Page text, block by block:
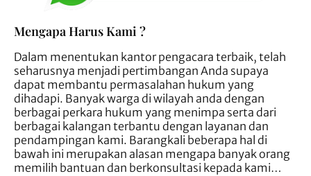
Mengapa Harus Kami ?
Dalam menentukan kantor pengacara terbaik, telah
seharusnya menjadi pertimbangan Anda supaya
dapat membantu permasalahan hukum yang
dihadapi. Banyak warga di wilayah anda dengan
berbagai perkara hukum yang menimpa serta dari
berbagai kalangan terbantu dengan layanan dan
pendampingan kami. Barangkali beberapa hal di
bawah ini merupakan alasan mengapa banyak orang
memilih bantuan dan berkonsultasi kepada kami…